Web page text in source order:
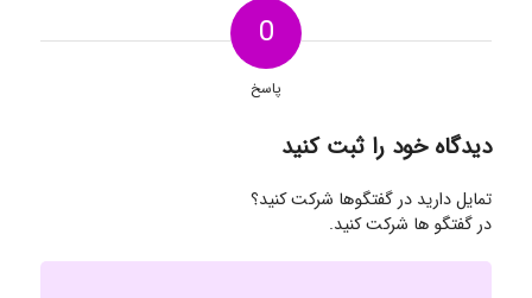
0
پاسخ
دیدگاه خود را ثبت کنید
تمایل دارید در گفتگوها شرکت کنید؟
در گفتگو ها شرکت کنید.